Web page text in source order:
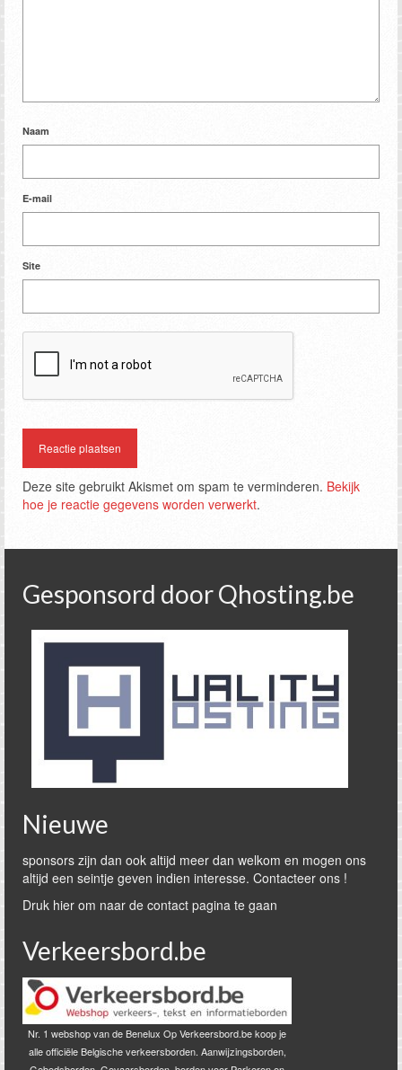
Naam
E-mail
Site
Deze site gebruikt Akismet om spam te verminderen. Bekijk
hoe je reactie gegevens worden verwerkt.
Gesponsord door Qhosting.be
Nieuwe
sponsors zijn dan ook altijd meer dan welkom en mogen ons
altijd een seintje geven indien interesse. Contacteer ons !
Druk hier om naar de contact pagina te gaan
Verkeersbord.be
Nr. 1 webshop van de Benelux Op Verkeersbord.be koop je
alle officiële Belgische verkeersborden. Aanwijzingsborden,